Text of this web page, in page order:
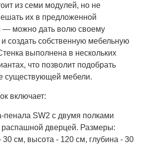
из семи модулей, но не
их в предложенной
— можно дать волю своему
создать собственную мебельную
выполнена в нескольких
что позволит подобрать
существующей мебели.
включает:
SW2 с двумя полками
распашной дверцей. Размеры:
см, высота - 120 см, глубина - 30